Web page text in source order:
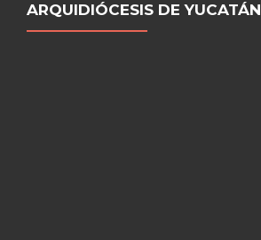
ARQUIDIÓCESIS DE YUCATÁN